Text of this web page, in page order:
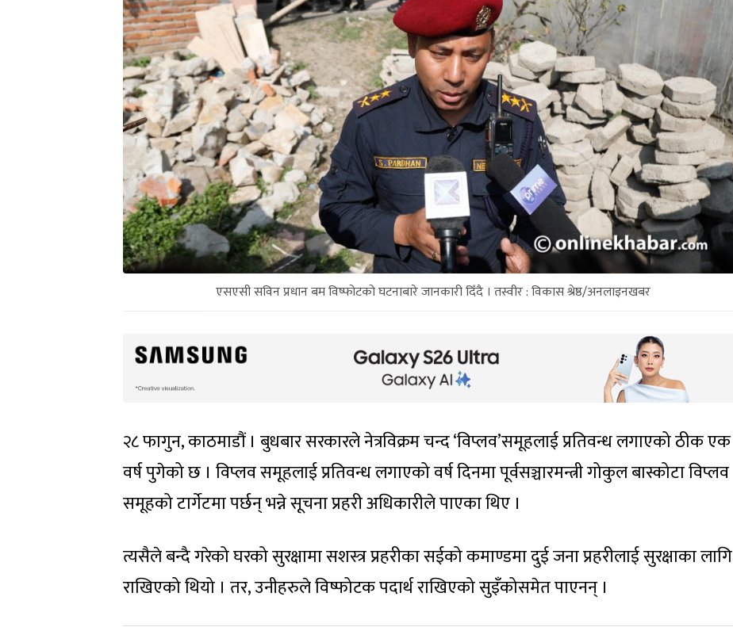
एसएसी सविन प्रधान बम विष्फोटको घटनाबारे जानकारी दिँदै । तस्वीर : विकास श्रेष्ठ/अनलाइनखबर
२८ फागुन, काठमाडौं । बुधबार सरकारले नेत्रविक्रम चन्द ‘विप्लव’समूहलाई प्रतिवन्ध लगाएको ठीक एक
वर्ष पुगेको छ । विप्लव समूहलाई प्रतिवन्ध लगाएको वर्ष दिनमा पूर्वसञ्चारमन्त्री गोकुल बास्कोटा विप्लव
समूहको टार्गेटमा पर्छन् भन्ने सूचना प्रहरी अधिकारीले पाएका थिए ।
त्यसैले बन्दै गरेको घरको सुरक्षामा सशस्त्र प्रहरीका सईको कमाण्डमा दुई जना प्रहरीलाई सुरक्षाका लागि
राखिएको थियो । तर, उनीहरुले विष्फोटक पदार्थ राखिएको सुइँकोसमेत पाएनन् ।